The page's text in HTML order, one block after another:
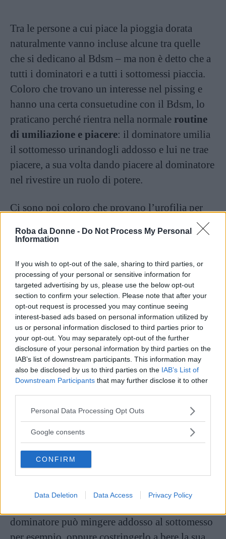
Roba da Donne - Do Not Process My Personal
Information
If you wish to opt-out of the sale, sharing to third parties, or
processing of your personal or sensitive information for
targeted advertising by us, please use the below opt-out
section to confirm your selection. Please note that after your
opt-out request is processed you may continue seeing
interest-based ads based on personal information utilized by
us or personal information disclosed to third parties prior to
your opt-out. You may separately opt-out of the further
disclosure of your personal information by third parties on the
IAB’s list of downstream participants. This information may
also be disclosed by us to third parties on the IAB’s List of
Downstream Participants that may further disclose it to other
Please note that this website/app uses one or more Google
not limited to your visit or usage behaviour. You may click to
use your data for below specified purposes in below Google
consent section.
Personal Data Processing Opt Outs
Google consents
CONFIRM
Data Deletion Data Access Privacy Policy
Tra le persone a cui piace la pioggia dorata
naturalmente vanno incluse alcune tra quelle
che si dedicano al Bdsm – ma non è detto che a
tutti i dominatori e a tutti i sottomessi piaccia.
Coloro che trovano un interesse nel pissing e
hanno una certa consuetudine con il Bdsm, lo
praticano perché rientra nella normale routine
di umiliazione e piacere: il dominatore umilia
il sottomesso urinandogli addosso e lui ne trae
piacere, a sua volta dando piacere al dominatore
nel rivestire un ruolo di potere.
Ci sono poi coloro che provano l’urofilia per
nel ménage della
relazione: si tratta in fondo di un gesto molto
troveremmo disgustoso. Inoltre ci sono persone
che presentano un certofeticismoper la pipì – e
trovano eccitante, tra le altre cose, urinarsi
addosso.
Pioggia dorata: le varianti
dominatore può mingere addosso al sottomesso